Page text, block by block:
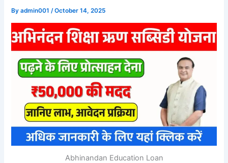
Byadmin001/October 14, 2025
Abhinandan Education Loan